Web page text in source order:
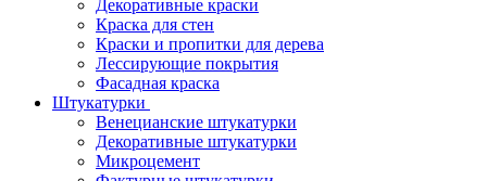
Декоративные краски
Краска для стен
Краски и пропитки для дерева
Лессирующие покрытия
Фасадная краска
Штукатурки
Венецианские штукатурки
Декоративные штукатурки
Микроцемент